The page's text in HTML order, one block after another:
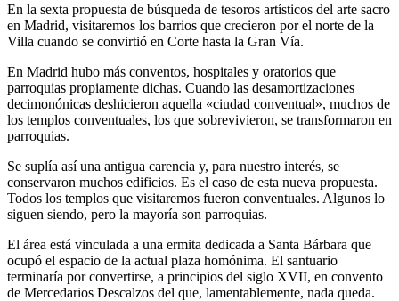
En la sexta propuesta de búsqueda de tesoros artísticos del arte sacro
en Madrid, visitaremos los barrios que crecieron por el norte de la
Villa cuando se convirtió en Corte hasta la Gran Vía.
En Madrid hubo más conventos, hospitales y oratorios que
parroquias propiamente dichas. Cuando las desamortizaciones
decimonónicas deshicieron aquella «ciudad conventual», muchos de
los templos conventuales, los que sobrevivieron, se transformaron en
parroquias.
Se suplía así una antigua carencia y, para nuestro interés, se
conservaron muchos edificios. Es el caso de esta nueva propuesta.
Todos los templos que visitaremos fueron conventuales. Algunos lo
siguen siendo, pero la mayoría son parroquias.
El área está vinculada a una ermita dedicada a Santa Bárbara que
ocupó el espacio de la actual plaza homónima. El santuario
terminaría por convertirse, a principios del siglo XVII, en convento
de Mercedarios Descalzos del que, lamentablemente, nada queda.